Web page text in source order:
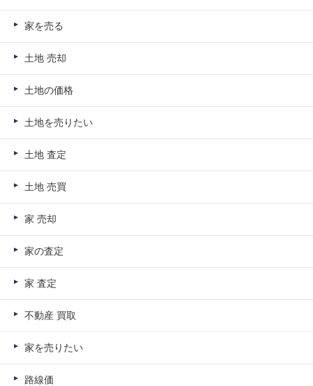
家を売る
土地 売却
土地の価格
土地を売りたい
土地 査定
土地 売買
家 売却
家の査定
家 査定
不動産 買取
家を売りたい
路線価